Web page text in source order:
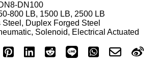
DN100
800 LB, 1500 LB, 2500 LB
Duplex Forged Steel
Solenoid, Electrical Actuated